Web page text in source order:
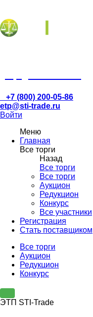
+7 (800) 200-05-86
etp@sti-trade.ru
Войти
Меню
Главная
Все торги
Назад
Все торги
Все торги
Аукцион
Редукцион
Конкурс
Все участники
Регистрация
Стать поставщиком
Все торги
Аукцион
Редукцион
Конкурс
ЭТП STI-Trade